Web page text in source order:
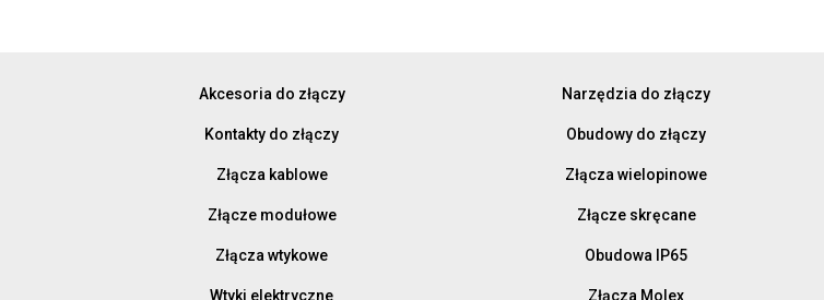
Akcesoria do złączy
Kontakty do złączy
Złącza kablowe
Złącze modułowe
Złącza wtykowe
Wtyki elektryczne
Narzędzia do złączy
Obudowy do złączy
Złącza wielopinowe
Złącze skręcane
Obudowa IP65
Złącza Molex